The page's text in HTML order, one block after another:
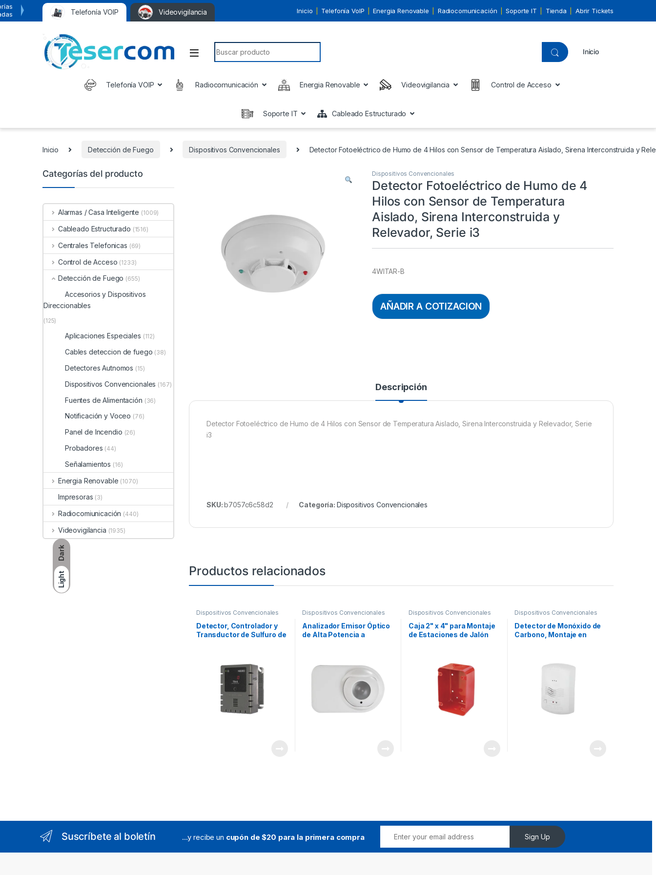
Dark
Light
Telefonía VOIP Videovigilancia Inicio Telefonía VoIP Energia Renovable Radiocomunicación Soporte IT Tienda Abrir Tickets
Search for:
Inicio
Telefonía VOIP Radiocomunicación Energia Renovable Videovigilancia Control de Acceso
Soporte IT Cableado Estructurado
Inicio Detección de Fuego Dispositivos Convencionales Detector Fotoeléctrico de Humo de 4 Hilos con Sensor de Temperatura Aislado, Sirena Interconstruida y
Dispositivos Convencionales
Detector Fotoeléctrico de Humo de 4
Hilos con Sensor de Temperatura
Aislado, Sirena Interconstruida y
Relevador, Serie i3
4WITAR-B
AÑADIR A COTIZACION
Descripción
Detector Fotoeléctrico de Humo de 4 Hilos con Sensor de Temperatura Aislado, Sirena Interconstruida y Relevador, Serie
i3
SKU:b7057c6c58d2 Categoría: Dispositivos Convencionales
Productos relacionados
Dispositivos Convencionales
Detector, Controlador y
Transductor de Sulfuro de
Dispositivos Convencionales
Analizador Emisor Óptico
de Alta Potencia a
Instalación OSID-INST
(NO INCLUIDOS)
Dispositivos Convencionales
Caja 2" x 4" para Montaje
de Estaciones de Jalón
Dispositivos Convencionales
Detector de Monóxido de
Carbono, Montaje en
Categorías del producto
Alarmas / Casa Inteligente (1009)
Cableado Estructurado (1516)
Centrales Telefonicas (69)
Control de Acceso (1233)
Detección de Fuego (655)
Accesorios y Dispositivos
Direccionables
(125)
Aplicaciones Especiales (112)
Cables deteccion de fuego (38)
Detectores Autnomos (15)
Dispositivos Convencionales (167)
Fuentes de Alimentación (36)
Notificación y Voceo (76)
Panel de Incendio (26)
Probadores (44)
Señalamientos (16)
Energia Renovable (1070)
Impresoras (3)
Radiocomiunicación (440)
Videovigilancia (1935)
Suscríbete al boletín ...y recibe un cupón de $20 para la primera compra Sign Up